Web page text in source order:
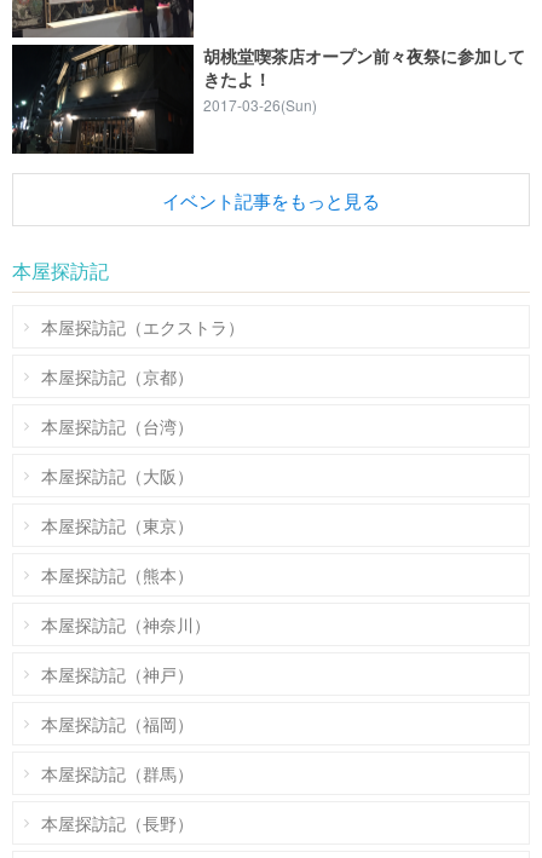
胡桃堂喫茶店オープン前々夜祭に参加して
きたよ！
2017-03-26(Sun)
イベント記事をもっと見る
本屋探訪記
本屋探訪記（エクストラ）
本屋探訪記（京都）
本屋探訪記（台湾）
本屋探訪記（大阪）
本屋探訪記（東京）
本屋探訪記（熊本）
本屋探訪記（神奈川）
本屋探訪記（神戸）
本屋探訪記（福岡）
本屋探訪記（群馬）
本屋探訪記（長野）